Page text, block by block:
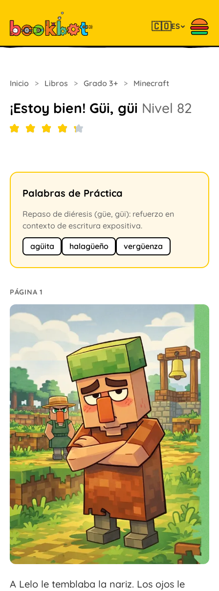
🇨🇴ES
Inicio > Libros > Grado 3+ > Minecraft
¡Estoy bien! Güi, güi Nivel 82
Palabras de Práctica
Repaso de diéresis (güe, güi): refuerzo en
contexto de escritura expositiva.
agüita halagüeño vergüenza
PÁGINA 1
A Lelo le temblaba la nariz. Los ojos le